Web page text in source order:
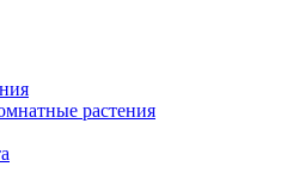
растения